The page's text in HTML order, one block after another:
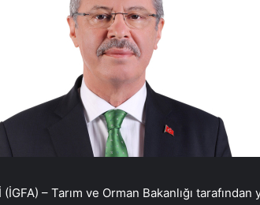
(İGFA) – Tarım ve Orman Bakanlığı